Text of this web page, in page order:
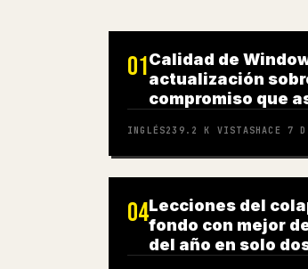
01Calidad de
actualización
compromiso que
INGLÉS239.2 K VISTASHACE 7
04Lecciones del
fondo con mejor
del año en solo